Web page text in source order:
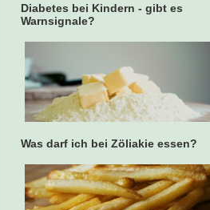
Diabetes bei Kindern - gibt es
Warnsignale?
Was darf ich bei Zöliakie essen?